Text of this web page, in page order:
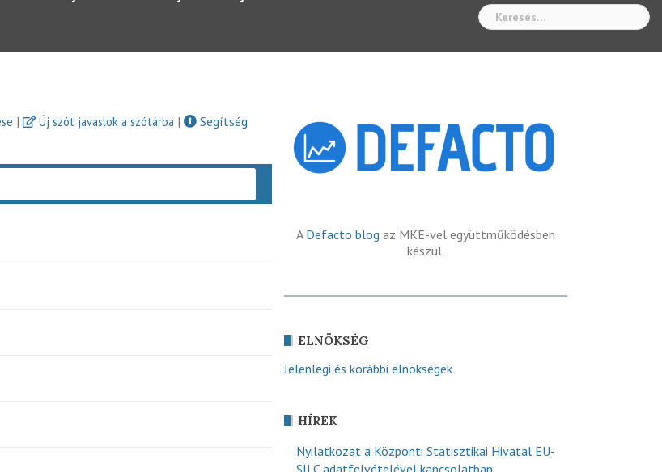
| Új szót javaslok a szótárba |
Segítség
A Defacto blog az MKE-vel együttműködésben
készül.
ELNÖKSÉG
Jelenlegi és korábbi elnökségek
HÍREK
Nyilatkozat a Központi Statisztikai Hivatal EU-
SILC adatfelvételével kapcsolatban